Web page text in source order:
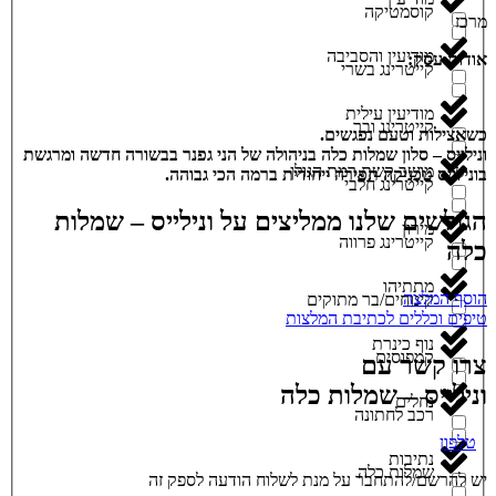
קוסמטיקה
קייטרינג בשרי
קייטרינג ובר
קייטרינג חלבי
קייטרינג פרווה
קינוחים/בר מתוקים
קמפוסים
רכב לחתונה
שמלות כלה
מודיעין והסביבה
מודיעין עילית
מושב קשת רמת הגולן
מירון
מתתיהו
נוף כינרת
נחלים
נתיבות
מרכז
אודות עסק:
כשאצילות וטעם נפגשים.
ונילייס – סלון שמלות כלה בניהולה של הני גפנר בבשורה חדשה ומרגשת
בונילייס טכניקה תפירה ייחודית ברמה הכי גבוהה.
הגולשים שלנו ממליצים על ונילייס – שמלות
כלה
הוסף המלצה
טיפים וכללים לכתיבת המלצות
צרו קשר עם
ונילייס – שמלות כלה
טלפון
יש להרשם/להתחבר על מנת לשלוח הודעה לספק זה